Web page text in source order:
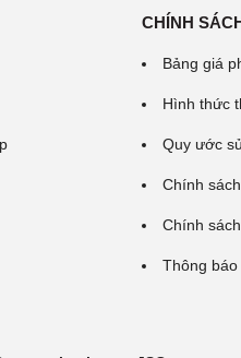
CHÍNH
Bảng giá
Hình thức
Quy ước
Chính
Chính
Thông